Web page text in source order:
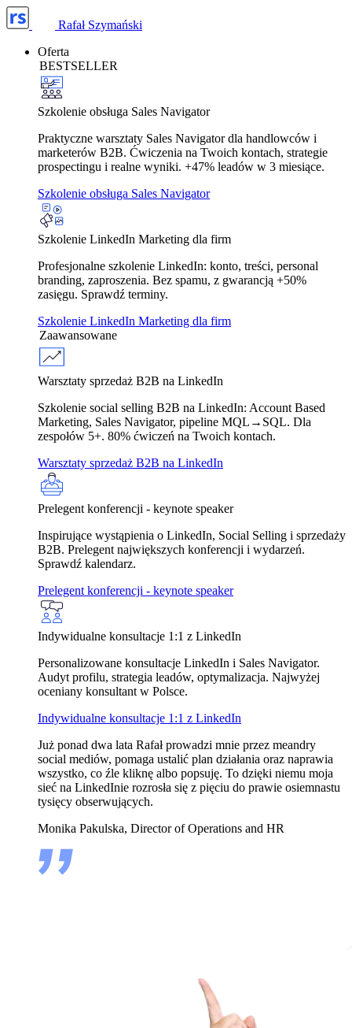
Rafał Szymański
Oferta
BESTSELLER
Szkolenie obsługa Sales Navigator
Praktyczne warsztaty Sales Navigator dla handlowców i
marketerów B2B. Ćwiczenia na Twoich kontach, strategie
prospectingu i realne wyniki. +47% leadów w 3 miesiące.
Szkolenie obsługa Sales Navigator
Szkolenie LinkedIn Marketing dla firm
Profesjonalne szkolenie LinkedIn: konto, treści, personal
branding, zaproszenia. Bez spamu, z gwarancją +50%
zasięgu. Sprawdź terminy.
Szkolenie LinkedIn Marketing dla firm
Zaawansowane
Warsztaty sprzedaż B2B na LinkedIn
Szkolenie social selling B2B na LinkedIn: Account Based
Marketing, Sales Navigator, pipeline MQL→SQL. Dla
zespołów 5+. 80% ćwiczeń na Twoich kontach.
Warsztaty sprzedaż B2B na LinkedIn
Prelegent konferencji - keynote speaker
Inspirujące wystąpienia o LinkedIn, Social Selling i sprzedaży
B2B. Prelegent największych konferencji i wydarzeń.
Sprawdź kalendarz.
Prelegent konferencji - keynote speaker
Indywidualne konsultacje 1:1 z LinkedIn
Personalizowane konsultacje LinkedIn i Sales Navigator.
Audyt profilu, strategia leadów, optymalizacja. Najwyżej
oceniany konsultant w Polsce.
Indywidualne konsultacje 1:1 z LinkedIn
Już ponad dwa lata Rafał prowadzi mnie przez meandry
social mediów, pomaga ustalić plan działania oraz naprawia
wszystko, co źle kliknę albo popsuję. To dzięki niemu moja
sieć na LinkedInie rozrosła się z pięciu do prawie osiemnastu
tysięcy obserwujących.
Monika Pakulska, Director of Operations and HR